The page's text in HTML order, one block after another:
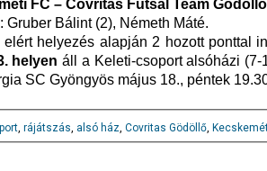
FC – Covritas Futsal Team
Bálint (2), Németh Máté.
helyezés alapján 2 hozott ponttal
helyen áll a Keleti-csoport alsóházi
SC Gyöngyös május 18., péntek
, rájátszás, alsó ház, Covritas Gödöllő,